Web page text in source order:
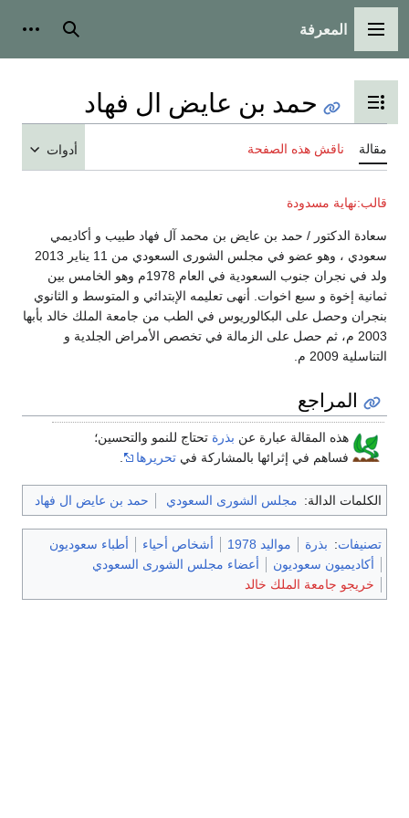
القائمة الرئيسية
المعرفة بحث
تبديل عرض جدول المحتويات
حمد بن عايض ال فهاد
مقالة ناقش هذه الصفحة أدوات
قالب:نهاية مسدودة
سعادة الدكتور / حمد بن عايض بن محمد آل فهاد طبيب و أكاديمي
سعودي ، وهو عضو في مجلس الشورى السعودي من 11 يناير 2013
ولد في نجران جنوب السعودية في العام 1978م وهو الخامس بين
ثمانية إخوة و سبع اخوات. أنهى تعليمه الإبتدائي و المتوسط و الثانوي
بنجران وحصل على البكالوريوس في الطب من جامعة الملك خالد بأبها
2003 م، ثم حصل على الزمالة في تخصص الأمراض الجلدية و
التناسلية 2009 م.
المراجع
هذه المقالة عبارة عن بذرة تحتاج للنمو والتحسين؛
فساهم في إثرائها بالمشاركة في تحريرها
الكلمات الدالة: مجلس الشورى السعودي حمد بن عايض ال فهاد
تصنيفات: بذرة مواليد 1978 أشخاص أحياء
أطباء سعوديون
أكاديميون سعوديون
أعضاء مجلس الشورى السعودي
خريجو جامعة الملك خالد